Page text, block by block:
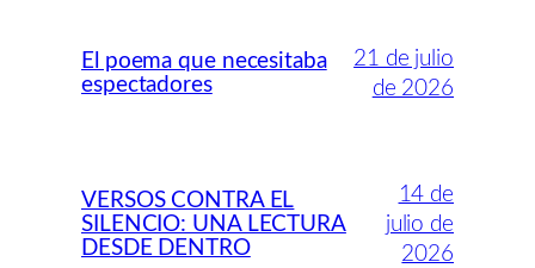
El poema que necesitaba
espectadores
21 de julio
de 2026
VERSOS CONTRA EL
SILENCIO: UNA LECTURA
DESDE DENTRO
14 de
julio de
2026